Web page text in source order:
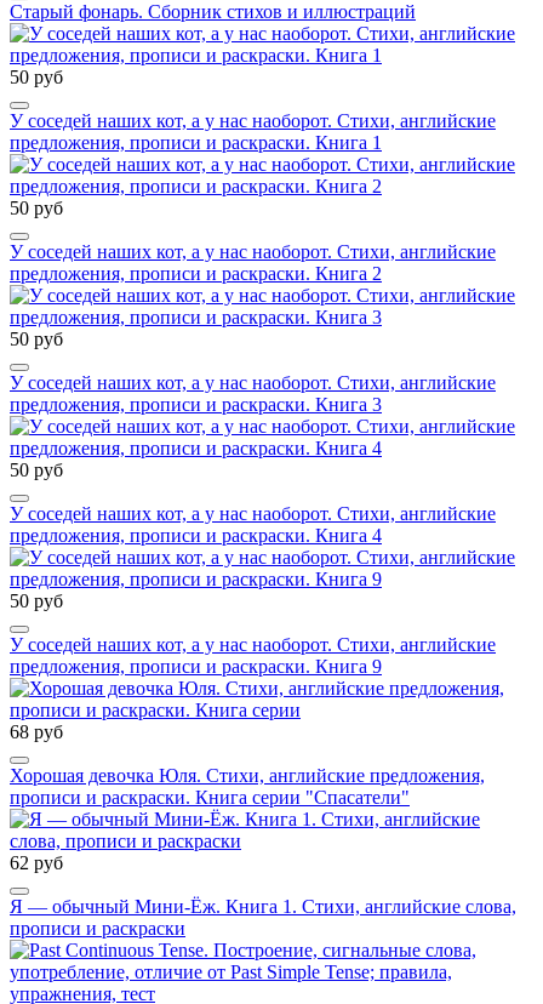
Старый фонарь. Сборник стихов и иллюстраций
50 руб
У соседей наших кот, а у нас наоборот. Стихи, английские
предложения, прописи и раскраски. Книга 1
50 руб
У соседей наших кот, а у нас наоборот. Стихи, английские
предложения, прописи и раскраски. Книга 2
50 руб
У соседей наших кот, а у нас наоборот. Стихи, английские
предложения, прописи и раскраски. Книга 3
50 руб
У соседей наших кот, а у нас наоборот. Стихи, английские
предложения, прописи и раскраски. Книга 4
50 руб
У соседей наших кот, а у нас наоборот. Стихи, английские
предложения, прописи и раскраски. Книга 9
68 руб
Хорошая девочка Юля. Стихи, английские предложения,
прописи и раскраски. Книга серии "Спасатели"
62 руб
Я — обычный Мини-Ёж. Книга 1. Стихи, английские слова,
прописи и раскраски